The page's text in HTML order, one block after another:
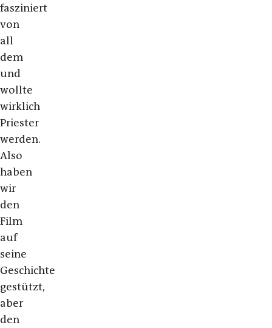
fasziniert
von
all
dem
und
wollte
wirklich
Priester
werden.
Also
haben
wir
den
Film
auf
seine
Geschichte
gestützt,
aber
den